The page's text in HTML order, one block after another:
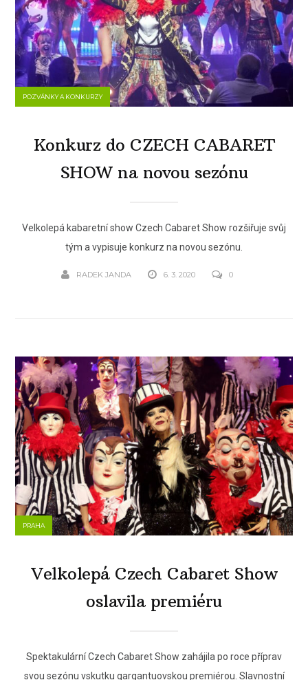
POZVÁNKY A KONKURZY
Konkurz do CZECH CABARET
SHOW na novou sezónu
Velkolepá kabaretní show Czech Cabaret Show rozšiřuje svůj
tým a vypisuje konkurz na novou sezónu.
RADEK JANDA 6. 3. 2020 0
PRAHA
Velkolepá Czech Cabaret Show
oslavila premiéru
Spektakulární Czech Cabaret Show zahájila po roce příprav
svou sezónu vskutku gargantuovskou premiérou. Slavnostní